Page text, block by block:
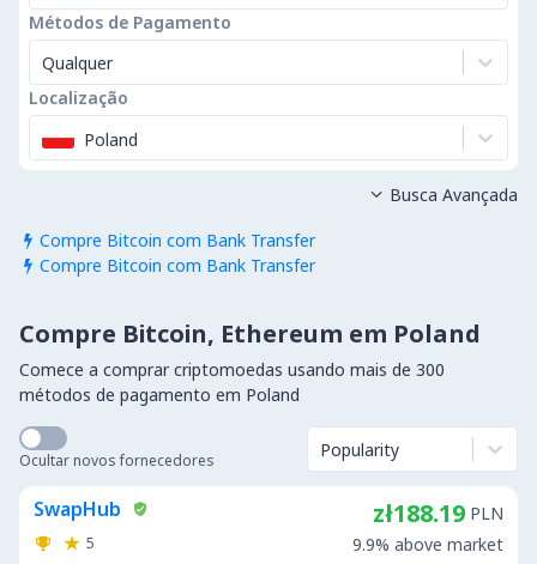
Métodos de Pagamento
Qualquer
Localização
Poland
 Compre Bitcoin com Bank Transfer
 Compre Bitcoin com Bank Transfer
 Busca Avançada
Compre Bitcoin, Ethereum em Poland
Comece a comprar criptomoedas usando mais de 300
métodos de pagamento em Poland
Ocultar novos fornecedores Popularity
SwapHub
5
zł188.19 PLN
9.9% above market